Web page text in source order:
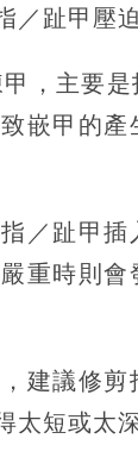
趾甲壓
，主要
嵌甲的
／趾甲
重時則
建議修
短或太